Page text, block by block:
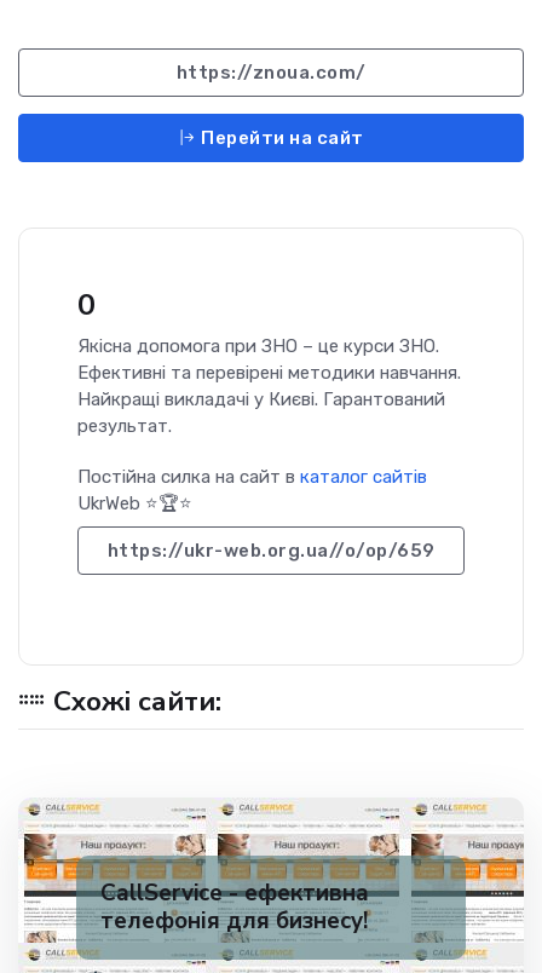
https://znoua.com/
Перейти на сайт
0
Якісна допомога при ЗНО – це курси ЗНО.
Ефективні та перевірені методики навчання.
Найкращі викладачі у Києві. Гарантований
результат.
Постійна силка на сайт в каталог сайтів
UkrWeb ⭐🏆⭐
https://ukr-web.org.ua//o/op/659
Схожі сайти:
CallService - ефективна
телефонія для бизнесу!